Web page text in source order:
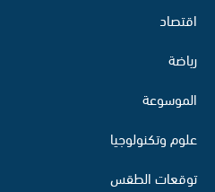
اقتصاد
رياضة
الموسوعة
علوم وتكنولوجيا
توقعات الطقس